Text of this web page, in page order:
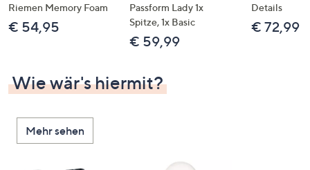
Riemen Memory Foam
€ 54,95
Passform Lady 1x
Spitze, 1x Basic
€ 59,99
Details
€ 72,99
Wie wär's hiermit?
Mehr sehen